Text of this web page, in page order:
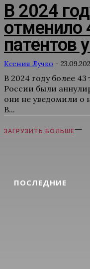
ПОСЛЕДНИЕ
В 2024
отменило
патентов
Ксения Лучко -
В 2024 году более
России были
они не уведомили о
В...
ЗАГРУЗИТЬ БОЛЬШЕ